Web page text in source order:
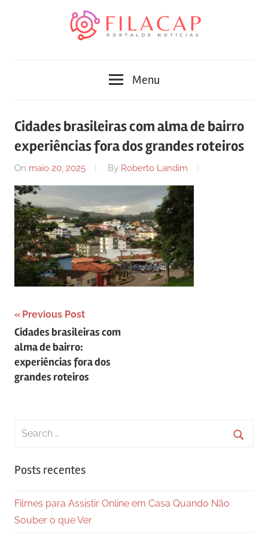
notícias
FilaCap
com
informações
relevantes.
Menu
Cidades brasileiras com alma de bairro
experiências fora dos grandes roteiros
On maio 20, 2025 By Roberto Landim
Navegação
de
Post
Previous Post
Cidades brasileiras com
alma de bairro:
experiências fora dos
grandes roteiros
Search
Posts recentes
Filmes para Assistir Online em Casa Quando Não
Souber o que Ver